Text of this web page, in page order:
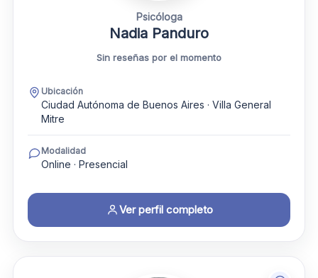
Psicóloga
Nadia Panduro
Sin reseñas por el momento
Ubicación
Ciudad Autónoma de Buenos Aires · Villa General
Mitre
Modalidad
Online · Presencial
Ver perfil completo